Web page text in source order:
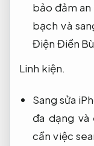
bảo đảm an
bạch và
Điện Điền
Linh kiện.
Sang sửa
đa dạng
cần việc